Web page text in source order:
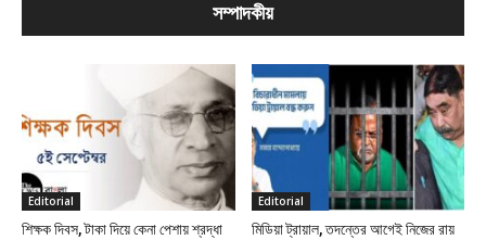
সম্পাদকীয়
Editorial
শিক্ষক দিবস, টাকা দিয়ে কেনা পেশায় শ্রদ্ধা
Editorial
মিডিয়া ট্রায়াল, তদন্তের আগেই নিজের রায়